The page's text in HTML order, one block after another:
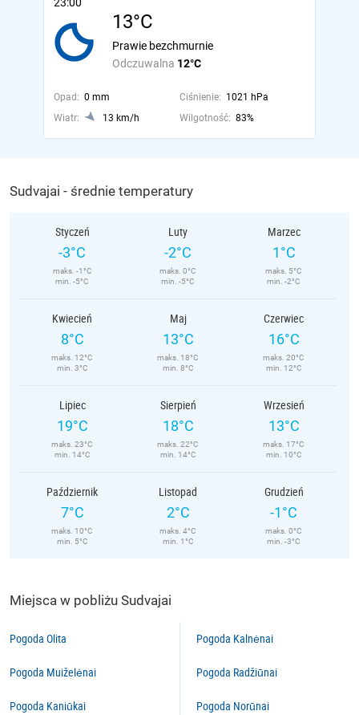
13°C
Odczuwalna 12°C
Prawie bezchmurnie
Opad: 0 mm Ciśnienie: 1021 hPa
Wiatr:
13 km/h Wilgotność: 83%
Sudvajai - średnie temperatury
Styczeń
-3°C
maks. -1°C
min. -5°C
Luty
-2°C
maks. 0°C
min. -5°C
Marzec
1°C
maks. 5°C
min. -2°C
Kwiecień
8°C
maks. 12°C
min. 3°C
Maj
13°C
maks. 18°C
min. 8°C
Czerwiec
16°C
maks. 20°C
min. 12°C
Lipiec
19°C
maks. 23°C
min. 14°C
Sierpień
18°C
maks. 22°C
min. 14°C
Wrzesień
13°C
maks. 17°C
min. 10°C
Październik
7°C
maks. 10°C
min. 5°C
Listopad
2°C
maks. 4°C
min. 1°C
Grudzień
-1°C
maks. 0°C
min. -3°C
Miejsca w pobliżu Sudvajai
Pogoda Olita
Pogoda Muiželėnai
Pogoda Kaniūkai
Pogoda Kalnėnai
Pogoda Radžiūnai
Pogoda Norūnai